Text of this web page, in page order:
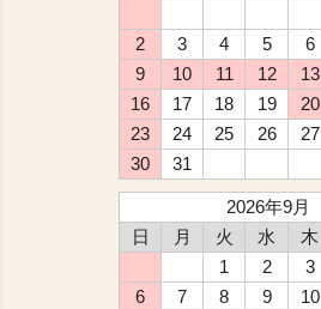
2
3 4 5 6
9
10 11 12 13
16
17 18 19 20
23
24 25 26 27
30
31
2026年9月
日
月 火 水 木
1
2 3
6
7 8 9 10